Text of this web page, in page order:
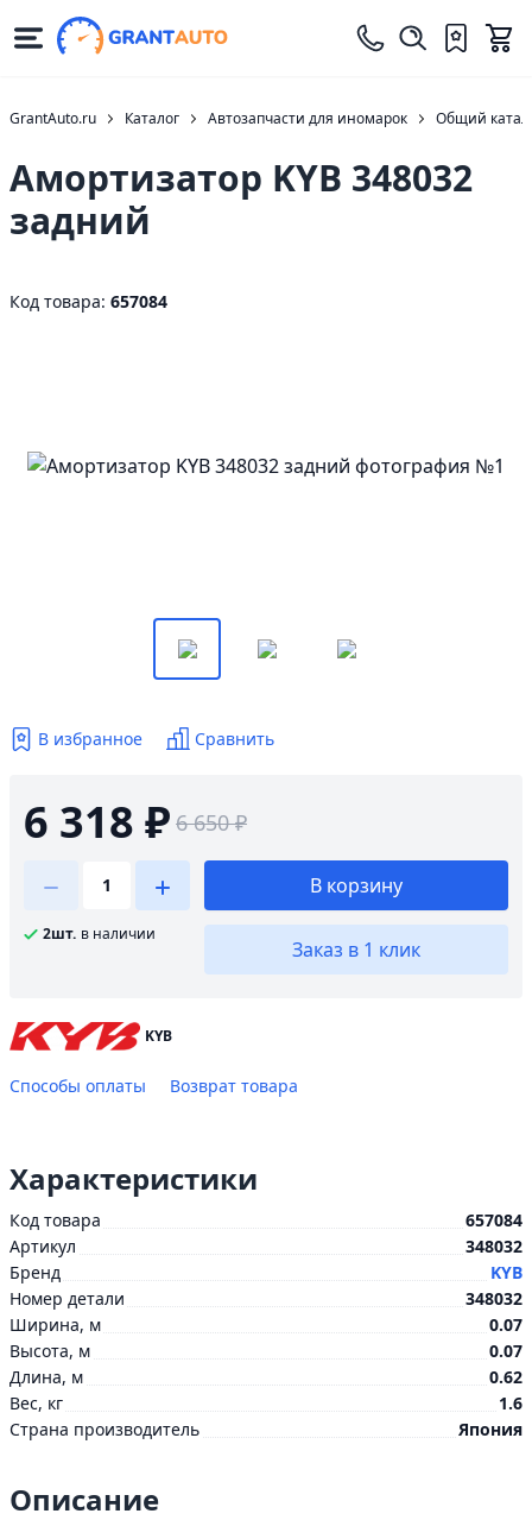
GrantAuto.ru Каталог Автозапчасти для иномарок Общий
Амортизатор KYB 348032
задний
Код товара: 657084
В избранное Сравнить
6 318 ₽ 6 650 ₽
2шт. в наличии
В корзину
Заказ в 1 клик
KYB
Способы оплаты Возврат товара
Характеристики
Код товара
657084
Артикул
348032
Бренд
KYB
Номер детали
348032
Ширина, м
0.07
Высота, м
0.07
Длина, м
0.62
Вес, кг
1.6
Страна производитель
Япония
Описание